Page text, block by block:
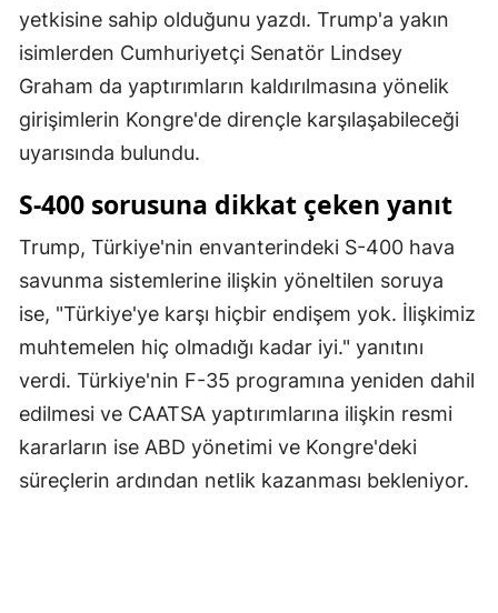
Sinop
Sivas
Tekirdağ
Trabzon
Tunceli
Şanlıurfa
Uşak
Van
Yozgat
Zonguldak
yetkisine sahip olduğunu yazdı. Trump'a yakın
isimlerden Cumhuriyetçi Senatör Lindsey
Graham da yaptırımların kaldırılmasına yönelik
girişimlerin Kongre'de dirençle karşılaşabileceği
uyarısında bulundu.
S-400 sorusuna dikkat çeken yanıt
Trump, Türkiye'nin envanterindeki S-400 hava
savunma sistemlerine ilişkin yöneltilen soruya
ise, "Türkiye'ye karşı hiçbir endişem yok. İlişkimiz
muhtemelen hiç olmadığı kadar iyi." yanıtını
verdi. Türkiye'nin F-35 programına yeniden dahil
edilmesi ve CAATSA yaptırımlarına ilişkin resmi
kararların ise ABD yönetimi ve Kongre'deki
süreçlerin ardından netlik kazanması bekleniyor.